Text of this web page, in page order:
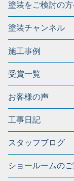
塗装をご検討の
塗装チャンネル
施工事例
受賞一覧
お客様の声
工事日記
スタッフブログ
ショールームの